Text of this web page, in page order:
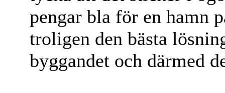
pengar bla för en hamn
troligen den bästa
byggandet och därmed